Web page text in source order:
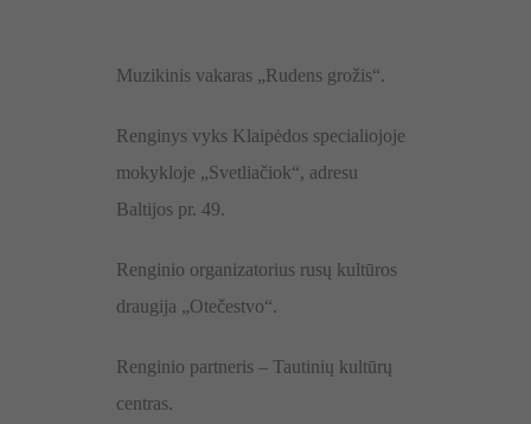
Muzikinis vakaras „Rudens grožis“.
Renginys vyks Klaipėdos specialiojoje
mokykloje „Svetliačiok“, adresu
Baltijos pr. 49.
Renginio organizatorius rusų kultūros
draugija „Otečestvo“.
Renginio partneris – Tautinių kultūrų
centras.